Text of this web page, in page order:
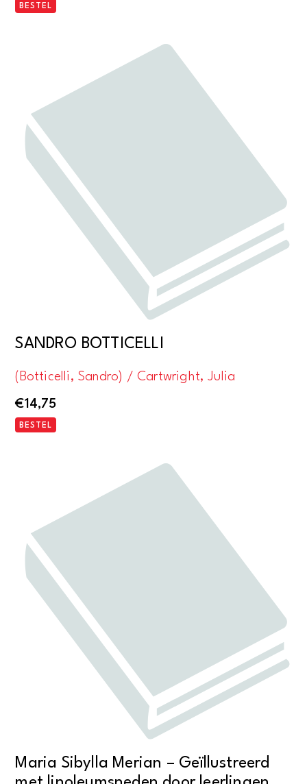
BESTEL
SANDRO BOTTICELLI
(Botticelli, Sandro) / Cartwright, Julia
€14,75
BESTEL
Maria Sibylla Merian – Geïllustreerd